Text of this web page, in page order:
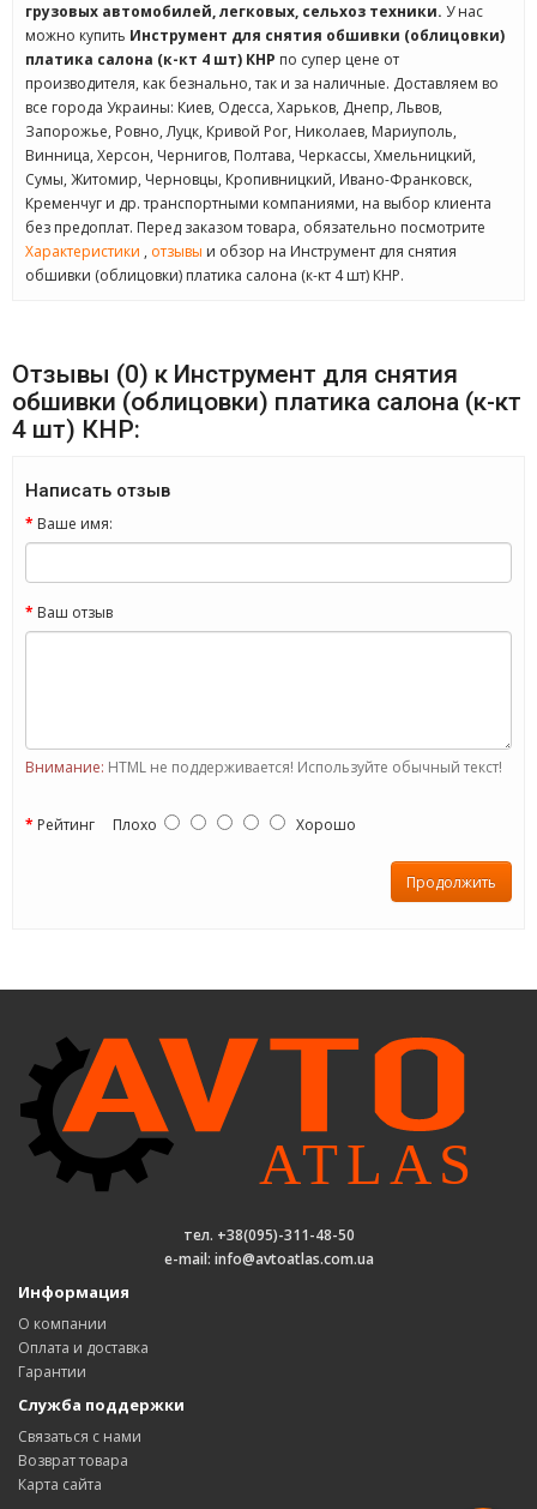
грузовых автомобилей, легковых, сельхоз техники. У нас
можно купить Инструмент для снятия обшивки (облицовки)
платика салона (к-кт 4 шт) КНР по супер цене от
производителя, как безнально, так и за наличные. Доставляем во
все города Украины: Киев, Одесса, Харьков, Днепр, Львов,
Запорожье, Ровно, Луцк, Кривой Рог, Николаев, Мариуполь,
Винница, Херсон, Чернигов, Полтава, Черкассы, Хмельницкий,
Сумы, Житомир, Черновцы, Кропивницкий, Ивано-Франковск,
Кременчуг и др. транспортными компаниями, на выбор клиента
без предоплат. Перед заказом товара, обязательно посмотрите
Характеристики , отзывы и обзор на Инструмент для снятия
обшивки (облицовки) платика салона (к-кт 4 шт) КНР.
Отзывы (0) к Инструмент для снятия
обшивки (облицовки) платика салона (к-кт
4 шт) КНР:
Написать отзыв
Ваше имя:
Ваш отзыв
Внимание: HTML не поддерживается! Используйте обычный текст!
Рейтинг Плохо Хорошо
Продолжить
тел. +38(095)-311-48-50
e-mail: info@avtoatlas.com.ua
Информация
О компании
Оплата и доставка
Гарантии
Служба поддержки
Связаться с нами
Возврат товара
Карта сайта